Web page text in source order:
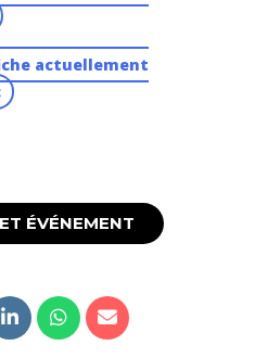
actuellement
ÉVÉNEMENT